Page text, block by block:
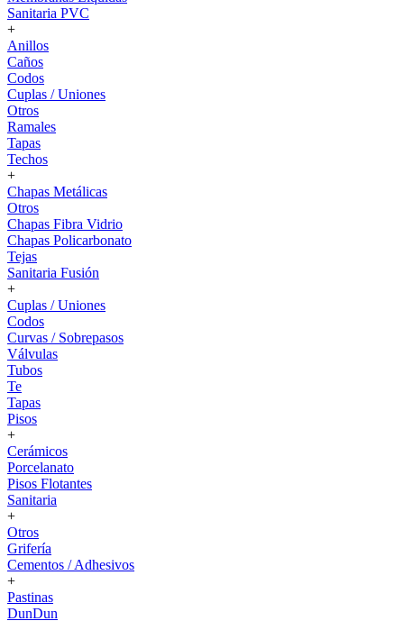
Sanitaria PVC
+
Anillos
Caños
Codos
Cuplas / Uniones
Otros
Ramales
Tapas
Techos
+
Chapas Metálicas
Otros
Chapas Fibra Vidrio
Chapas Policarbonato
Tejas
Sanitaria Fusión
+
Cuplas / Uniones
Codos
Curvas / Sobrepasos
Válvulas
Tubos
Te
Tapas
Pisos
+
Cerámicos
Porcelanato
Pisos Flotantes
Sanitaria
+
Otros
Grifería
Cementos / Adhesivos
+
Pastinas
DunDun